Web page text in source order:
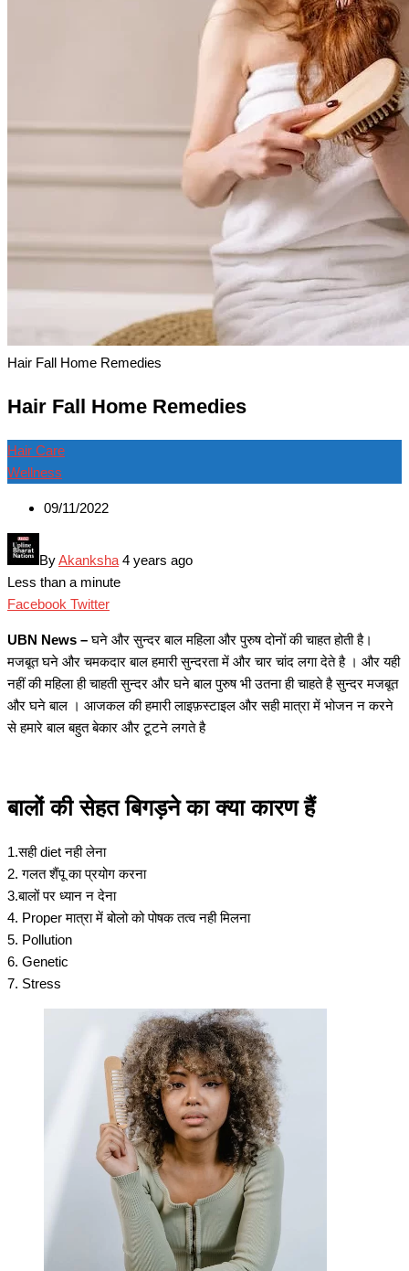
Hair Fall Home Remedies
Hair Fall Home Remedies
Hair Care
Wellness
09/11/2022
ByAkanksha 4 years ago
Less than a minute
Facebook TwitterGoogle+
LinkedIn
Whatsapp
Pinterest
Share
Email
Print
UBN News –घने और सुन्दर बाल महिला और पुरुष दोनों की चाहत होती है।
मजबूत घने और चमकदार बाल हमारी सुन्दरता में और चार चांद लगा देते है । और यही
नहीं की महिला ही चाहती सुन्दर और घने बाल पुरुष भी उतना ही चाहते है सुन्दर मजबूत
और घने बाल । आजकल की हमारी लाइफ़स्टाइल और सही मात्रा में भोजन न करने
से हमारे बाल बहुत बेकार और टूटने लगते है
बालों की सेहत बिगड़ने का क्या कारण हैं
1.सही diet नही लेना
2. गलत शैंपू का प्रयोग करना
3.बालों पर ध्यान न देना
4. Proper मात्रा में बोलो को पोषक तत्व नही मिलना
5. Pollution
6. Genetic
7. Stress